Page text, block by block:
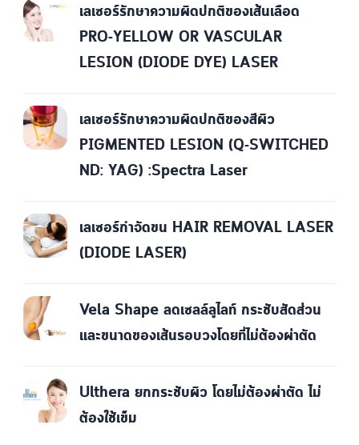
เลเซอร์รักษาความผิดปกติของเส้นเลือด
PRO-YELLOW OR VASCULAR
LESION (DIODE DYE) LASER
เลเซอร์รักษาความผิดปกติของสีผิว
PIGMENTED LESION (Q-SWITCHED
ND: YAG) :Spectra Laser
เลเซอร์กำจัดขน HAIR REMOVAL LASER
(DIODE LASER)
Vela Shape ลดเซลล์ลูไลท์ กระชับสัดส่วน
และขนาดของเส้นรอบวงโดยที่ไม่ต้องผ่าตัด
Ulthera ยกกระชับผิว โดยไม่ต้องผ่าตัด ไม่
ต้องใช้เข็ม